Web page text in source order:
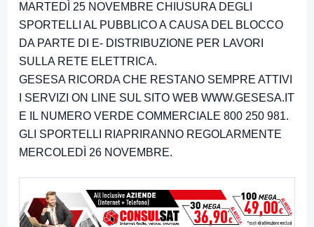
MARTEDÌ 25 NOVEMBRE CHIUSURA DEGLI
SPORTELLI AL PUBBLICO A CAUSA DEL BLOCCO
DA PARTE DI E- DISTRIBUZIONE PER LAVORI
SULLA RETE ELETTRICA.
GESESA RICORDA CHE RESTANO SEMPRE ATTIVI
I SERVIZI ON LINE SUL SITO WEB WWW.GESESA.IT
E IL NUMERO VERDE COMMERCIALE 800 250 981.
GLI SPORTELLI RIAPRIRANNO REGOLARMENTE
MERCOLEDÌ 26 NOVEMBRE.